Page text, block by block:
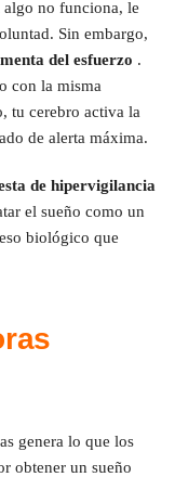
algo no funciona, le
Sin embargo,
del esfuerzo .
con la misma
tu cerebro activa la
de alerta máxima.
de hipervigilancia
el sueño como un
biológico que
genera lo que los
obtener un sueño